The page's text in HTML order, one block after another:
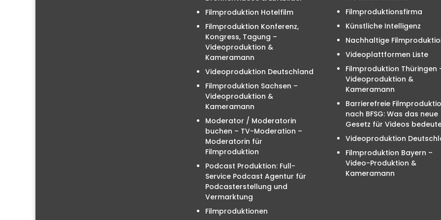
Filmproduktion Hotelfilm
Filmproduktion Konferenz,
Kongress, Tagung –
Videoproduktion &
Kameramann
Videoproduktion Deutschland
Filmproduktion Sachsen –
Videoproduktion &
Kameramann
Moderator / Moderatorin
buchen – TV-Moderation –
Moderatorin für
Filmproduktion
Podcast Produktion: Full-
Service Podcast Agentur für
Podcasterstellung und
Vermarktung
Filmproduktionen
Filmproduktionsfirma
Künstliche Intelligenz
Nachhaltige
Videoplattformen Liste
Filmproduktion Thüringen
Videoproduktion &
Kameramann
Barrierefreie
nach BFSG: Was das neue
Gesetz für Videos
Videoproduktion
Filmproduktion Bayern –
Video-Produktion &
Kameramann